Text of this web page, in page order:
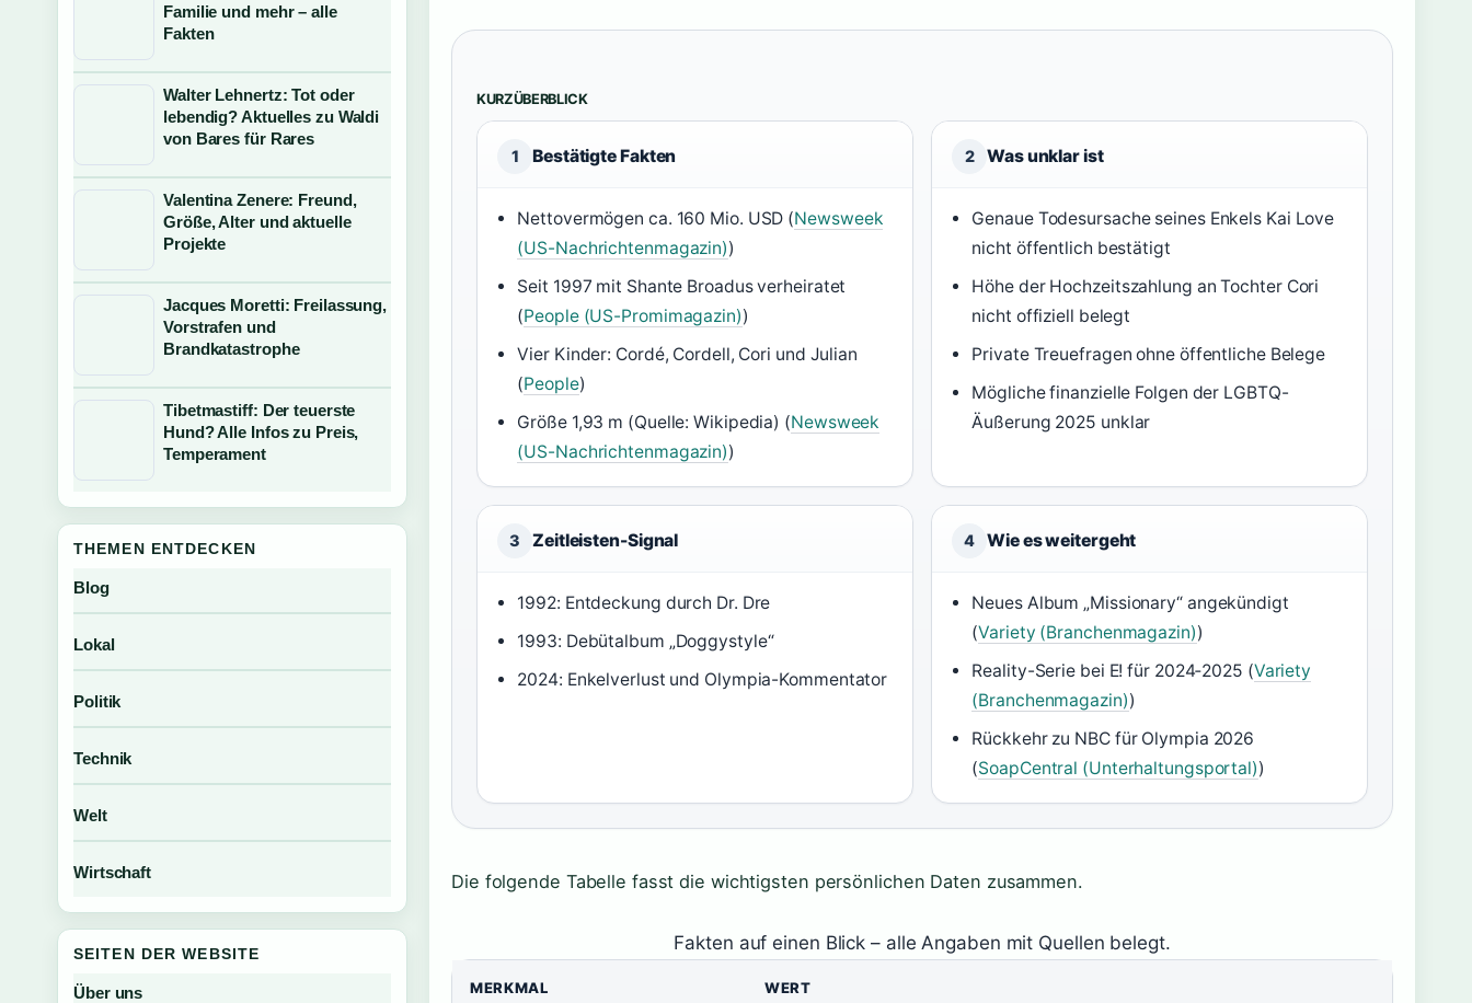
KURZÜBERBLICK
1 Bestätigte Fakten
Nettovermögen ca. 160 Mio. USD (Newsweek
(US-Nachrichtenmagazin))
Seit 1997 mit Shante Broadus verheiratet
(People (US-Promimagazin))
Vier Kinder: Cordé, Cordell, Cori und Julian
(People)
Größe 1,93 m (Quelle: Wikipedia) (Newsweek
(US-Nachrichtenmagazin))
2 Was unklar ist
Genaue Todesursache seines Enkels Kai Love
nicht öffentlich bestätigt
Höhe der Hochzeitszahlung an Tochter Cori
nicht offiziell belegt
Private Treuefragen ohne öffentliche Belege
Mögliche finanzielle Folgen der LGBTQ-
Äußerung 2025 unklar
3 Zeitleisten-Signal
1992: Entdeckung durch Dr. Dre
1993: Debütalbum „Doggystyle“
2024: Enkelverlust und Olympia-Kommentator
4 Wie es weitergeht
Neues Album „Missionary“ angekündigt
(Variety (Branchenmagazin))
Reality-Serie bei E! für 2024‑2025 (Variety
(Branchenmagazin))
Rückkehr zu NBC für Olympia 2026
(SoapCentral (Unterhaltungsportal))
Die folgende Tabelle fasst die wichtigsten persönlichen Daten zusammen.
Fakten auf einen Blick – alle Angaben mit Quellen belegt.
MERKMAL WERT
Familie und mehr – alle
Fakten
Walter Lehnertz: Tot oder
lebendig? Aktuelles zu Waldi
von Bares für Rares
Valentina Zenere: Freund,
Größe, Alter und aktuelle
Projekte
Jacques Moretti: Freilassung,
Vorstrafen und
Brandkatastrophe
Tibetmastiff: Der teuerste
Hund? Alle Infos zu Preis,
Temperament
THEMEN ENTDECKEN
Blog
Lokal
Politik
Technik
Welt
Wirtschaft
SEITEN DER WEBSITE
Über uns